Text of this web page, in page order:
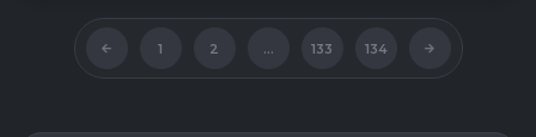
1 2 ... 133 134